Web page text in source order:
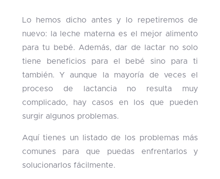
Lo hemos dicho antes y lo repetiremos de
nuevo: la leche materna es el mejor alimento
para tu bebé. Además, dar de lactar no solo
tiene beneficios para el bebé sino para ti
también. Y aunque la mayoría de veces el
proceso de lactancia no resulta muy
complicado, hay casos en los que pueden
surgir algunos problemas.
Aquí tienes un listado de los problemas más
comunes para que puedas enfrentarlos y
solucionarlos fácilmente.